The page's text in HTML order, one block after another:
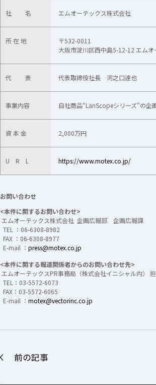
社 名 エムオーテックス株式会社
所 在 地
〒532-0011
大阪市淀川区西中島5-12-12 エム
代 表 代表取締役社長 河之口達也
事業内容 自社商品“LanScopeシリーズ”の企
資 本 金 2,000万円
U R L https://www.motex.co.jp/
お問い合わせ
<本件に関するお問い合わせ>
エムオーテックス株式会社 企画広報部 企画広報課
TEL ：06-6308-8982
FAX ：06-6308-8977
E-mail ： press@motex.co.jp
<本件に関する報道関係者からのお問い合わせ先>
エムオーテックスPR事務局（株式会社イニシャル内）
TEL：03-5572-6073
FAX：03-5572-6065
E-mail ： motex@vectorinc.co.jp
前の記事